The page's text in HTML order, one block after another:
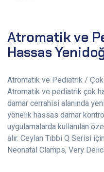
Atromatik ve
Hassas
Atromatik ve Pediatrik /
Atromatik ve pediatrik çok
damar cerrahisi alanında
yönelik hassas damar
uygulamalarda kullanılan
alır. Ceylan Tıbbi Q Serisi
Neonatal Clamps, Very